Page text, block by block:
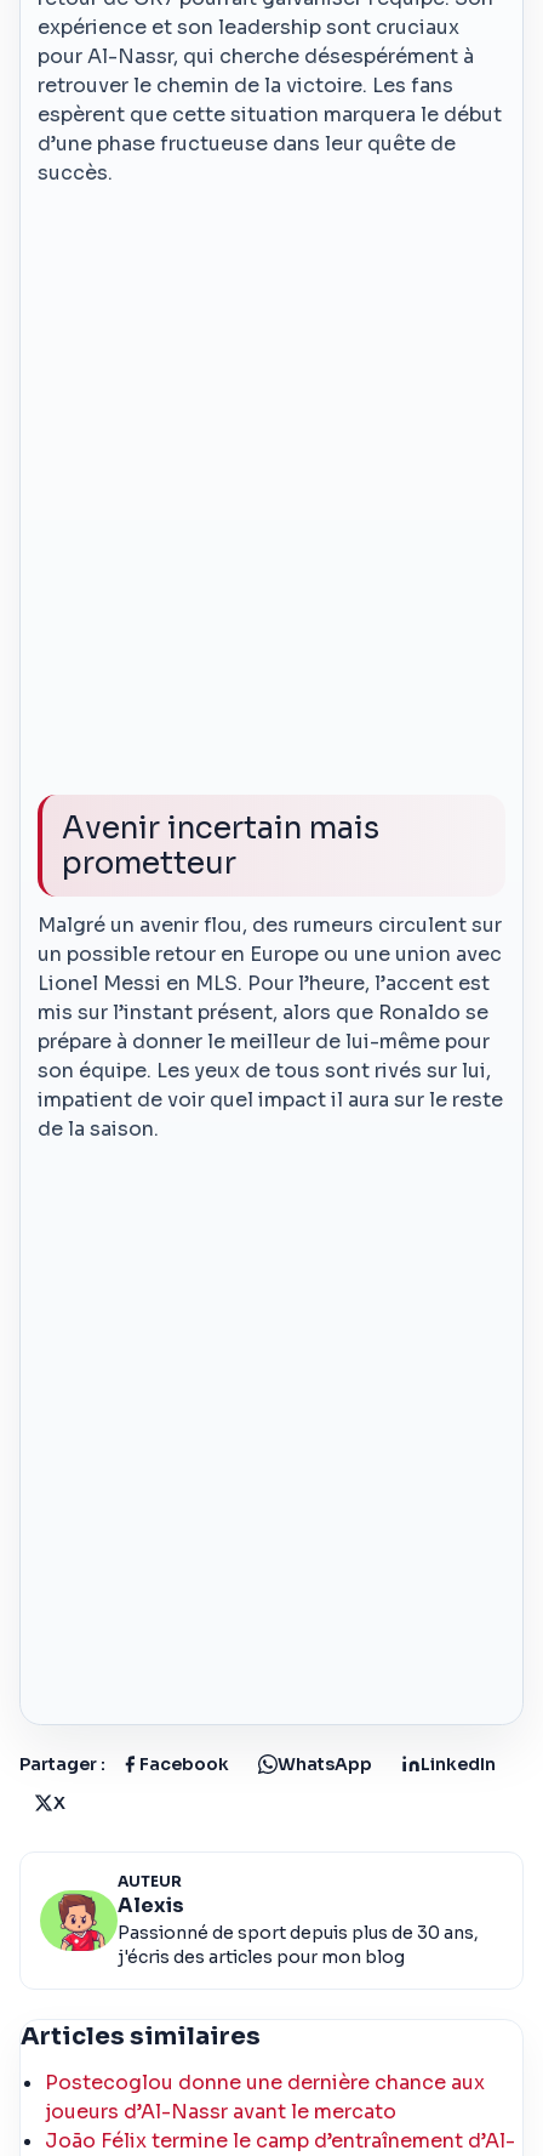
expérience et son leadership sont cruciaux
pour Al-Nassr, qui cherche désespérément à
retrouver le chemin de la victoire. Les fans
espèrent que cette situation marquera le début
d’une phase fructueuse dans leur quête de
succès.
Avenir incertain mais
prometteur
Malgré un avenir flou, des rumeurs circulent sur
un possible retour en Europe ou une union avec
Lionel Messi en MLS. Pour l’heure, l’accent est
mis sur l’instant présent, alors que Ronaldo se
prépare à donner le meilleur de lui-même pour
son équipe. Les yeux de tous sont rivés sur lui,
impatient de voir quel impact il aura sur le reste
de la saison.
Partager : Facebook WhatsApp
LinkedIn
X
AUTEUR
Alexis
Passionné de sport depuis plus de 30 ans,
j'écris des articles pour mon blog
Articles similaires
Postecoglou donne une dernière chance aux
joueurs d’Al-Nassr avant le mercato
João Félix termine le camp d’entraînement d’Al-